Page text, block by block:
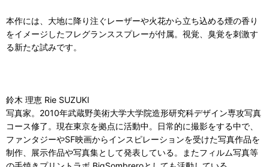
本作には、大地に降り注ぐレーザーや火花から立ち込める煙の香り
をイメージしたフレグランススプレーが付属。視覚、臭覚を刺激す
る新たな試みです。
鈴木 理恵 Rie SUZUKI
写真家。2010年武蔵野美術大学大学院造形研究科デザイン専攻写真
コース修了。現在東京を拠点に活動中。日常的に撮影をする中で、
ファンタジーやSF映画からインスピレーションを受けた写真作品を
制作、展示作品や写真集として発表している。またフィルム写真等